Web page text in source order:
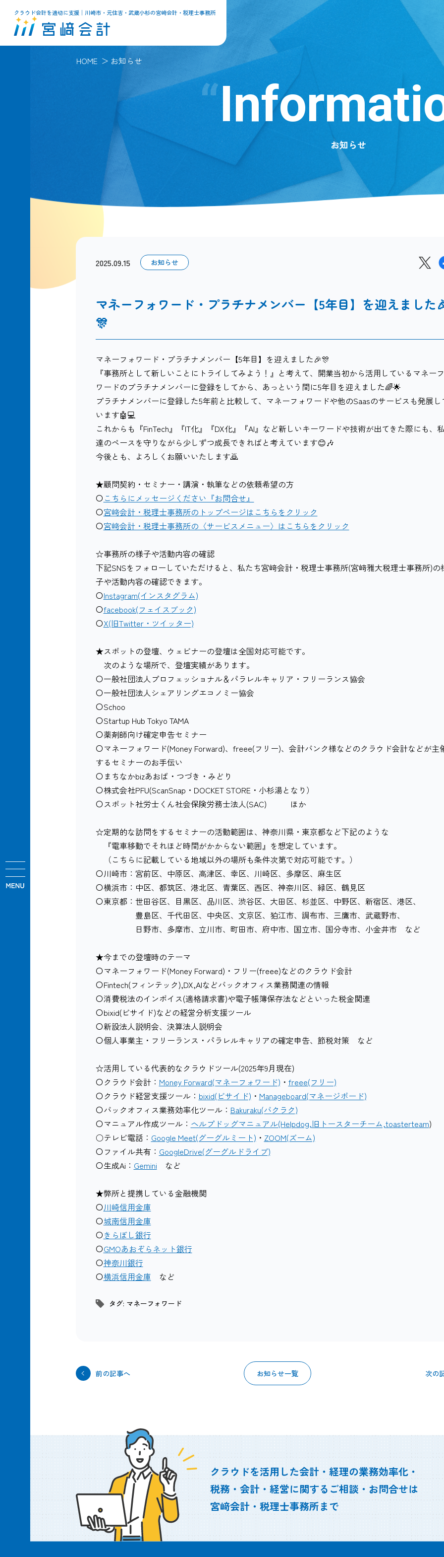
クラウド会計を適切に支援│川崎市・元住吉・武蔵小杉の宮﨑会計・税理士事務所
HOME お知らせ
お知らせ
2025.09.15 お知らせ
マネーフォワード・プラチナメンバー【5年目】を迎えました
🎊
マネーフォワード・プラチナメンバー【5年目】を迎えました🎉🎊
『事務所として新しいことにトライしてみよう！』と考えて、開業当初から活用しているマネー
ワードのプラチナメンバーに登録をしてから、あっという間に5年目を迎えました🌈🌟
プラチナメンバーに登録した5年前と比較して、マネーフォワードや他のSaasのサービスも発展し
います🤖💻
これからも『FinTech』『IT化』『DX化』『AI』など新しいキーワードや技術が出てきた際にも、
達のペースを守りながら少しずつ成長できればと考えています😊🎶
今後とも、よろしくお願いいたします🙇
★顧問契約・セミナー・講演・執筆などの依頼希望の方
〇 こちらにメッセージください『お問合せ』
〇宮﨑会計・税理士事務所のトップページはこちらをクリック
〇宮﨑会計・税理士事務所の〈サービスメニュー〉はこちらをクリック
☆事務所の様子や活動内容の確認
下記SNSをフォローしていただけると、私たち宮﨑会計・税理士事務所(宮﨑雅大税理士事務所)の
子や活動内容の確認できます。
〇Instagram(インスタグラム)
〇facebook(フェイスブック)
〇X(旧Twitter・ツイッター)
★スポットの登壇、ウェビナーの登壇は全国対応可能です。
次のような場所で、登壇実績があります。
〇一般社団法人プロフェッショナル＆パラレルキャリア・フリーランス協会
〇一般社団法人シェアリングエコノミー協会
〇Schoo
〇Startup Hub Tokyo TAMA
〇薬剤師向け確定申告セミナー
〇マネーフォワード(Money Forward)、freee(フリー)、会計バンク様などのクラウド会計などが主
するセミナーのお手伝い
〇まちなかbizあおば・つづき・みどり
〇株式会社PFU(ScanSnap・DOCKET STORE・小杉湯となり）
〇スポット社労士くん社会保険労務士法人(SAC) ほか
☆定期的な訪問をするセミナーの活動範囲は、神奈川県・東京都など下記のような
『電車移動でそれほど時間がかからない範囲』を想定しています。
（こちらに記載している地域以外の場所も条件次第で対応可能です。）
〇川崎市：宮前区、中原区、高津区、幸区、川崎区、多摩区、麻生区
〇横浜市：中区、都筑区、港北区、青葉区、西区、神奈川区、緑区、鶴見区
〇東京都：世田谷区、目黒区、品川区、渋谷区、大田区、杉並区、中野区、新宿区、港区、
豊島区、千代田区、中央区、文京区、狛江市、調布市、三鷹市、武蔵野市、
日野市、多摩市、立川市、町田市、府中市、国立市、国分寺市、小金井市 など
★今までの登壇時のテーマ
〇マネーフォワード(Money Forward)・フリー(freee)などのクラウド会計
〇Fintech(フィンテック),DX,AIなどバックオフィス業務関連の情報
〇消費税法のインボイス(適格請求書)や電子帳簿保存法などといった税金関連
〇bixid(ビサイド)などの経営分析支援ツール
〇新設法人説明会、決算法人説明会
〇個人事業主・フリーランス・パラレルキャリアの確定申告、節税対策 など
☆活用している代表的なクラウドツール(2025年9月現在)
〇クラウド会計： Money Forward(マネーフォワード) ・ freee(フリー)
〇クラウド経営支援ツール： bixid(ビサイド) ・ Manageboard(マネージボード)
〇バックオフィス業務効率化ツール： Bakuraku(バクラク)
〇マニュアル作成ツール： ヘルプドッグマニュアル(Helpdog,旧トースターチーム,toasterteam)
○テレビ電話： Google Meet(グーグルミート) ・ ZOOM(ズーム)
〇ファイル共有： GoogleDrive(グーグルドライブ)
〇生成Ai： Gemini など
★弊所と提携している金融機関
〇川崎信用金庫
〇城南信用金庫
〇きらぼし銀行
〇GMOあおぞらネット銀行
〇神奈川銀行
〇横浜信用金庫 など
タグ: マネーフォワード
前の記事へ お知らせ一覧 次の
クラウドを活用した会計・経理の業務効率化・
税務・会計・経営に関するご相談・お問合せは
宮﨑会計・税理士事務所まで